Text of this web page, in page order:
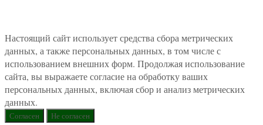
Настоящий сайт использует средства сбора метрических
данных, а также персональных данных, в том числе с
использованием внешних форм. Продолжая использование
сайта, вы выражаете согласие на обработку ваших
персональных данных, включая сбор и анализ метрических
данных.
Согласен Не согласен